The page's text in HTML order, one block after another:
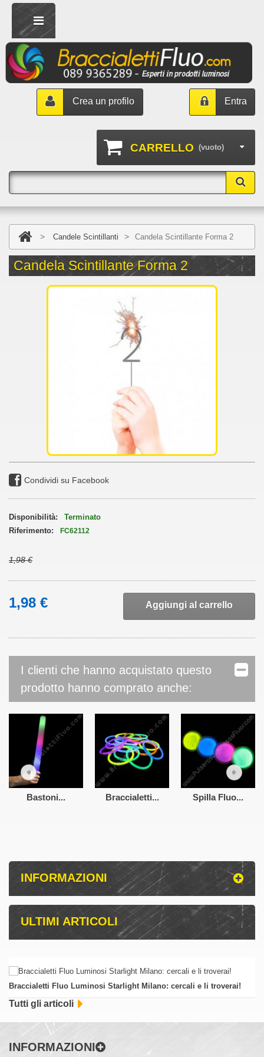
Entra
Crea un profilo
CARRELLO (vuoto)
> Candele Scintillanti > Candela Scintillante Forma 2
Candela Scintillante Forma 2
Condividi su Facebook
Disponibilità:
Terminato
Riferimento:
FC62112
1,98 €
1,98 € Aggiungi al carrello
I clienti che hanno acquistato questo
prodotto hanno comprato anche:
Bastoni... Braccialetti... Spilla Fluo...
INFORMAZIONI
ULTIMI ARTICOLI
Braccialetti Fluo Luminosi Starlight Milano: cercali e li troverai!
Tutti gli articoli
INFORMAZIONI